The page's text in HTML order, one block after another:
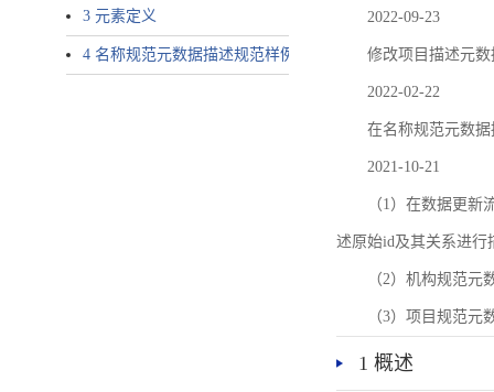
3 元素定义
4 名称规范元数据描述规范样例
2022-09-23
修改项目描述元
2022-02-22
在名称规范元数
2021-10-21
（1）在数据更
述原始id及其关系进行
（2）机构规范元
（3）项目规范
1 概述